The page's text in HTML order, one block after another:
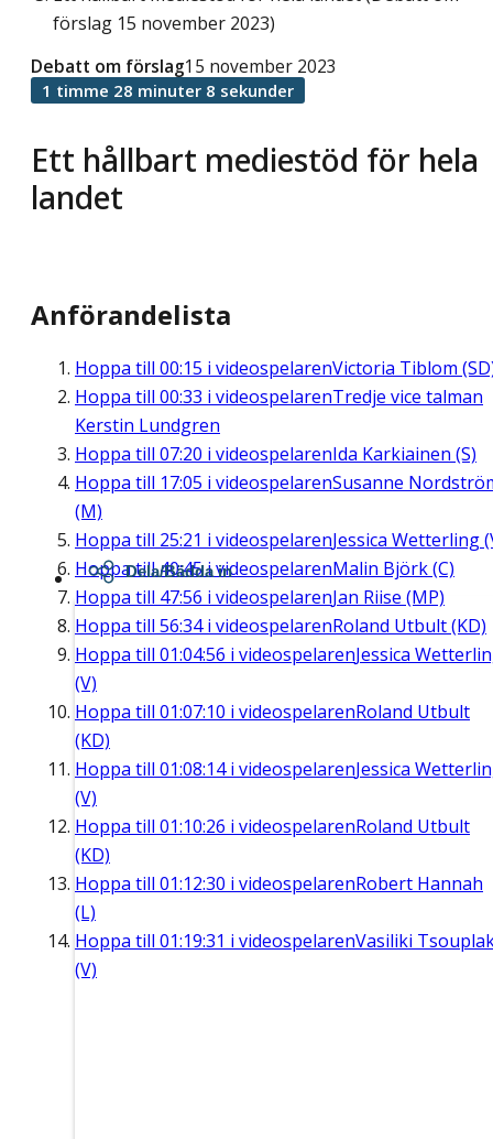
förslag 15 november 2023)
Ett hållbart mediestöd för hela
landet
Debatt om förslag15 november 2023
1 timme 28 minuter 8 sekunder
Anförandelista
Hoppa till 00:15 i videospelarenVictoria Tiblom
Hoppa till 00:33 i videospelarenTredje vice talman
Kerstin Lundgren
Hoppa till 07:20 i videospelarenIda Karkiainen (S)
Hoppa till 17:05 i videospelarenSusanne
(M)
Hoppa till 25:21 i videospelarenJessica Wetterling
Hoppa till40:45i videospelarenMalin Björk (C)
Hoppa till 47:56 i videospelarenJan Riise (MP)
Hoppa till 56:34i videospelarenRoland Utbult (KD)
Hoppa till 01:04:56 i videospelarenJessica
(V)
Hoppa till 01:07:10 i videospelarenRoland Utbult
(KD)
Hoppa till 01:08:14i videospelarenJessica
(V)
Hoppa till 01:10:26 i videospelarenRoland Utbult
(KD)
Hoppa till 01:12:30 i videospelarenRobert Hannah
(L)
Hoppa till 01:19:31 i videospelarenVasiliki
(V)
Dela/Bädda in